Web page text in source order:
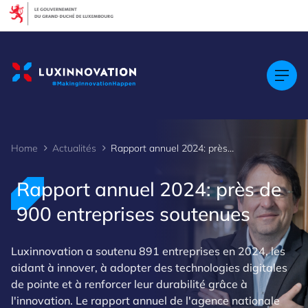
Home Actualités Rapport annuel 2024: près de 900 entreprises soutenues
Rapport annuel 2024: près de
900 entreprises soutenues
Luxinnovation a soutenu 891 entreprises en 2024, les
aidant à innover, à adopter des technologies digitales
de pointe et à renforcer leur durabilité grâce à
l'innovation. Le rapport annuel de l'agence nationale
Cookies management panel